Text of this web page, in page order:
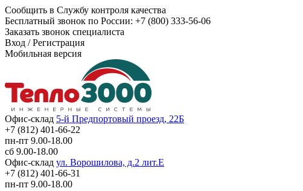
Сообщить в Службу контроля качества
Бесплатный звонок по России: +7 (800) 333-56-06
Заказать звонок специалиста
Вход /Регистрация
Мобильная версия
Офис-склад 5-й Предпортовый проезд, 22Б
+7 (812) 401-66-22
пн-пт 9.00-18.00
сб 9.00-18.00
Офис-склад ул. Ворошилова, д.2 лит.Е
+7 (812) 401-66-31
пн-пт 9.00-18.00